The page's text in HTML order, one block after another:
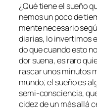
¿Qué tie­ne el sue­ño
ne­mos un po­co de
men­te ne­ce­sa­rio
dia­rias, lo in­ver­ti­mos
do que cuan­do es­to
dor sue­na, es ra­ro
ras­car unos mi­nu­tos
mun­do; el sue­ño es
semi-consciencia,
ci­dez de un más allá